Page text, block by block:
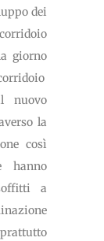
dei
giorno
nuovo
la
così
hanno
a